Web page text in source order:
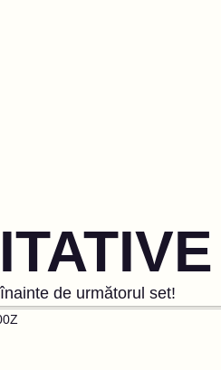
de următorul set!